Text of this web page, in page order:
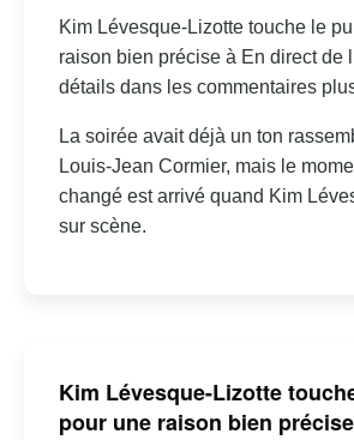
Kim Lévesque-Lizotte touche le
raison bien précise à En direct de
détails dans les commentaires
La soirée avait déjà un ton
Louis-Jean Cormier, mais le
changé est arrivé quand Kim
sur scène.
Kim Lévesque-Lizotte
pour une raison bien